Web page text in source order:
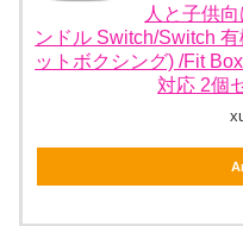
人と子供
ンドル Switch/Switch
ットボクシング) /Fit
対応 2個